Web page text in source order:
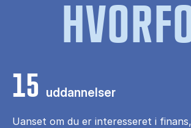
15 uddannelser
Uanset om du er interesseret i